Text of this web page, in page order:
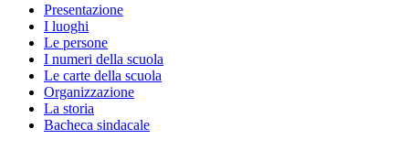
Presentazione
I luoghi
Le persone
I numeri della scuola
Le carte della scuola
Organizzazione
La storia
Bacheca sindacale